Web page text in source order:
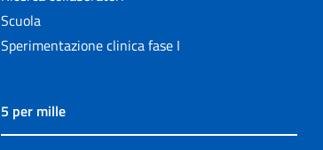
Scuola
Sperimentazione clinica fase I
5 per mille